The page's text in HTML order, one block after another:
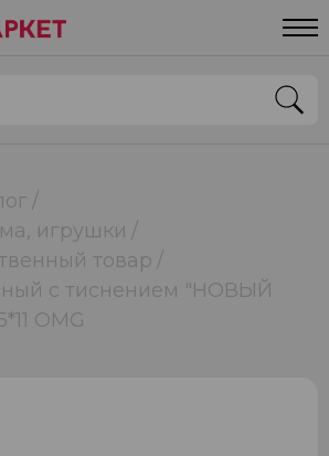
игрушки
товар
с тиснением "НОВЫЙ
OMG